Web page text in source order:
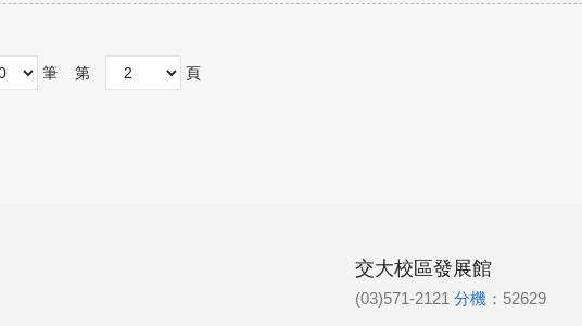
筆 第 頁
交大校區發展館
(03)571-2121 分機： 52629